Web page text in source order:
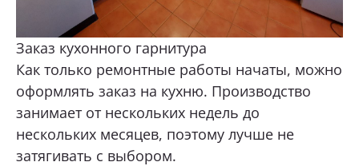
Заказ кухонного гарнитура
Как только ремонтные работы начаты, можно
оформлять заказ на кухню. Производство
занимает от нескольких недель до
нескольких месяцев, поэтому лучше не
затягивать с выбором.